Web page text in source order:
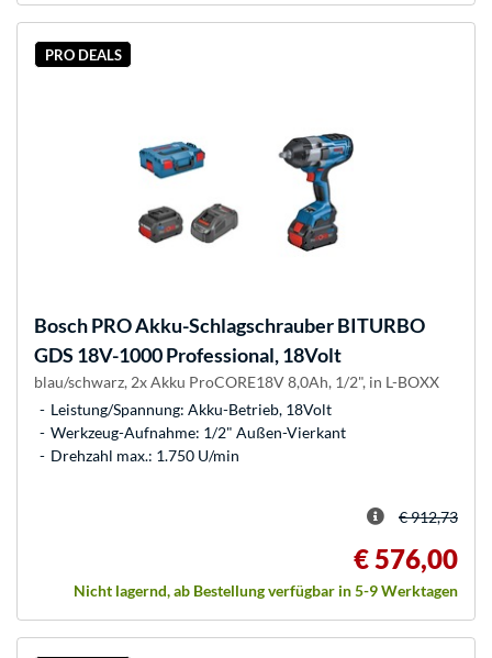
PRO DEALS
BoschPRO Akku-Schlagschrauber BITURBO
GDS 18V-1000 Professional, 18Volt
blau/schwarz, 2x Akku ProCORE18V 8,0Ah, 1/2", in L-BOXX
Leistung/Spannung: Akku-Betrieb, 18Volt
Werkzeug-Aufnahme: 1/2" Außen-Vierkant
Drehzahl max.: 1.750 U/min
€ 912,73
€ 576,00
Nicht lagernd, ab Bestellung verfügbar in 5-9 Werktagen